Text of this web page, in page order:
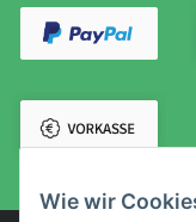
Wie wir